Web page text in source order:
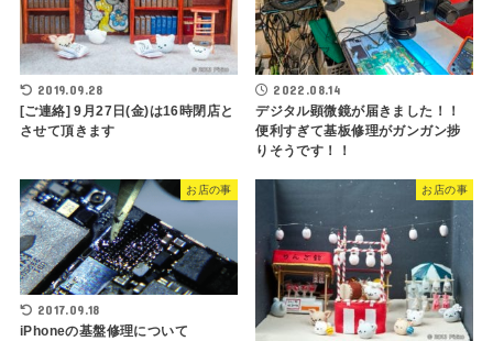
2019.09.28
[ご連絡] 9月27日(金)は16時閉店と
させて頂きます
2022.08.14
デジタル顕微鏡が届きました！！
便利すぎて基板修理がガンガン捗
りそうです！！
お店の事
2017.09.18
iPhoneの基盤修理について
お店の事